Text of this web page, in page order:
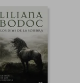
5%
dcto.